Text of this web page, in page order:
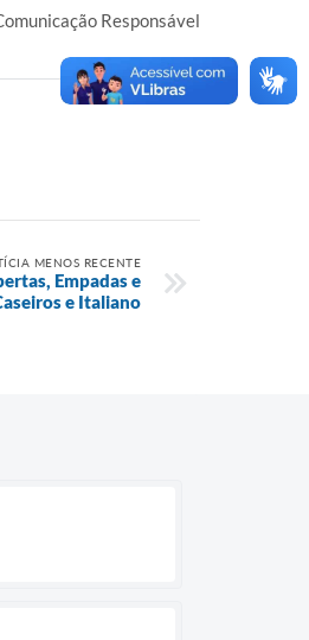
Responsável
MENOS RECENTE
Empadas e
e Italiano